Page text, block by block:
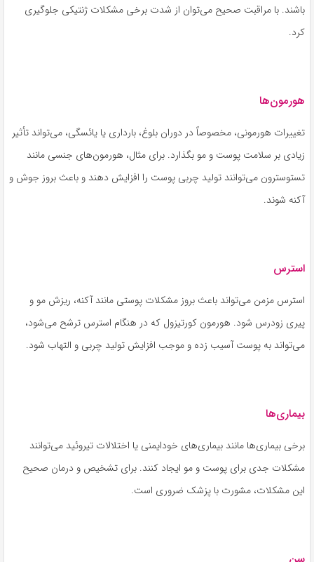
باشند. با مراقبت صحیح می‌توان از شدت برخی مشکلات ژنتیکی جلوگیری
کرد.
هورمون‌ها
تغییرات هورمونی، مخصوصاً در دوران بلوغ، بارداری یا یائسگی، می‌تواند تأثیر
زیادی بر سلامت پوست و مو بگذارد. برای مثال، هورمون‌های جنسی مانند
تستوسترون می‌توانند تولید چربی پوست را افزایش دهند و باعث بروز جوش و
آکنه شوند.
استرس
استرس مزمن می‌تواند باعث بروز مشکلات پوستی مانند آکنه، ریزش مو و
پیری زودرس شود. هورمون کورتیزول که در هنگام استرس ترشح می‌شود،
می‌تواند به پوست آسیب زده و موجب افزایش تولید چربی و التهاب شود.
بیماری‌ها
برخی بیماری‌ها مانند بیماری‌های خودایمنی یا اختلالات تیروئید می‌توانند
مشکلات جدی برای پوست و مو ایجاد کنند. برای تشخیص و درمان صحیح
این مشکلات، مشورت با پزشک ضروری است.